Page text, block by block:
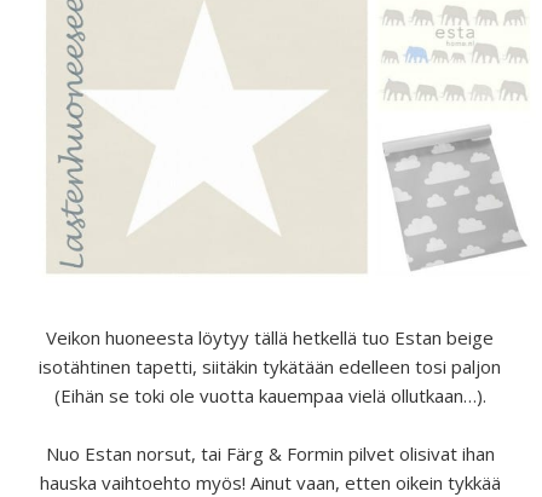
Veikon huoneesta löytyy tällä hetkellä tuo Estan beige
isotähtinen tapetti, siitäkin tykätään edelleen tosi paljon
(Eihän se toki ole vuotta kauempaa vielä ollutkaan…).
Nuo Estan norsut, tai Färg & Formin pilvet olisivat ihan
hauska vaihtoehto myös! Ainut vaan, etten oikein tykkää